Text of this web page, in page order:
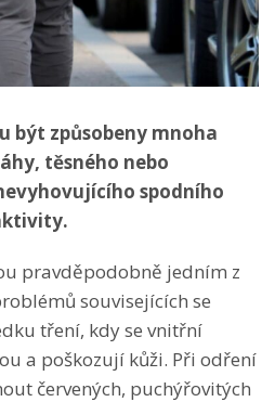
být způsobeny mnoha
těsného nebo
spodního
pravděpodobně jedním z
souvisejících se
tření, kdy se vnitřní
a poškozují kůži. Při odření
červených, puchýřovitých